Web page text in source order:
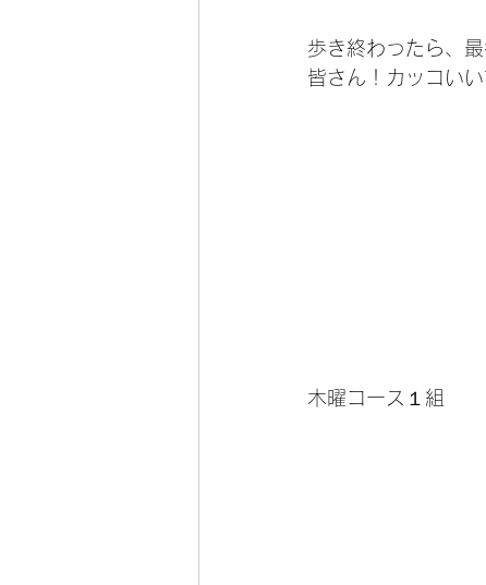
歩き終わったら、
皆さん！カッコい
木曜コース１組